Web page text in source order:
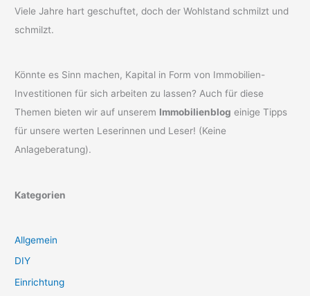
Viele Jahre hart geschuftet, doch der Wohlstand schmilzt und
schmilzt.
Könnte es Sinn machen, Kapital in Form von Immobilien-
Investitionen für sich arbeiten zu lassen? Auch für diese
Themen bieten wir auf unserem Immobilienblog einige Tipps
für unsere werten Leserinnen und Leser! (Keine
Anlageberatung).
Kategorien
Allgemein
DIY
Einrichtung